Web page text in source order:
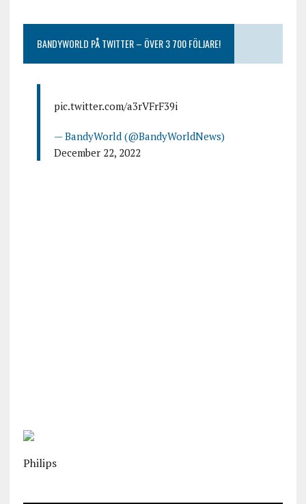
BANDYWORLD PÅ TWITTER – ÖVER 3 700 FÖLJARE!
pic.twitter.com/a3rVFrF39i
— BandyWorld (@BandyWorldNews)
December 22, 2022
Philips